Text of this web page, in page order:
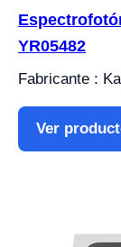
YR05482
Fabricante :
Ver